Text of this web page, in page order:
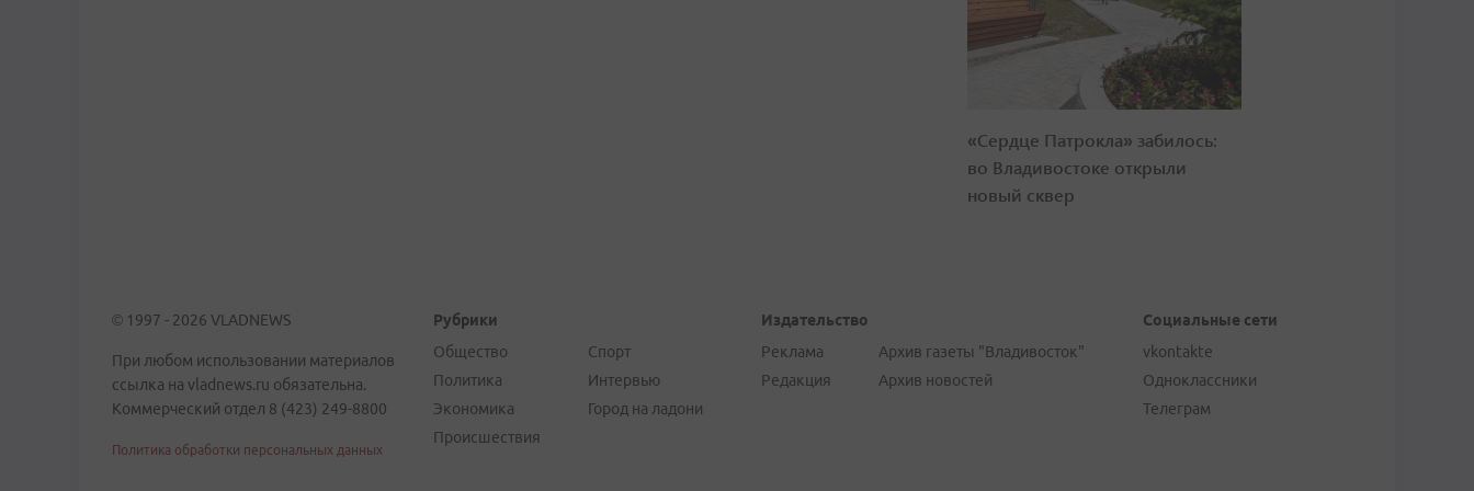
«Сердце Патрокла» забилось:
во Владивостоке открыли
новый сквер
© 1997 - 2026 VLADNEWS
При любом использовании материалов
ссылка на vladnews.ru обязательна.
Коммерческий отдел 8 (423) 249-8800
Политика обработки персональных данных
Рубрики
Общество
Политика
Экономика
Происшествия
Спорт
Интервью
Город на ладони
Издательство
Реклама
Редакция
Архив газеты "Владивосток"
Архив новостей
Социальные сети
vkontakte
Одноклассники
Телеграм